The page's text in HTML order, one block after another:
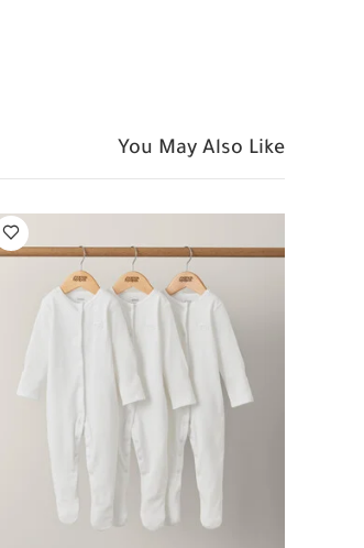
You May Also Like